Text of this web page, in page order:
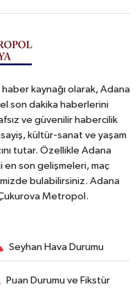
kaynağı olarak, Adana
son dakika haberlerini
ve güvenilir habercilik
kültür-sanat ve yaşam
tutar. Özellikle Adana
en son gelişmeleri, maç
bulabilirsiniz. Adana
Metropol.
Seyhan Hava Durumu
Puan Durumu ve Fikstür